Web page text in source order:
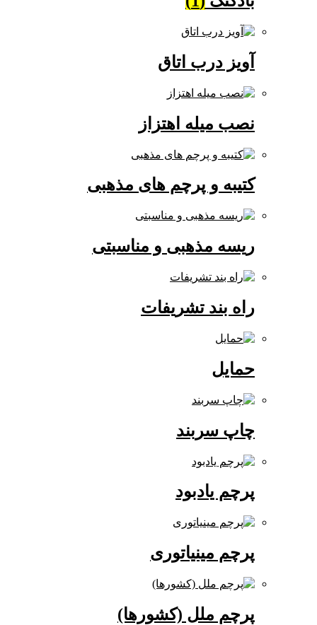
آویز درب اتاق
نصب میله اهتزاز
کتیبه و پرچم های مذهبی
ریسه مذهبی و مناسبتی
راه بند تشریفات
چاپ سربند
پرچم یادبود
پرچم مینیاتوری
پرچم ملل (کشورها)